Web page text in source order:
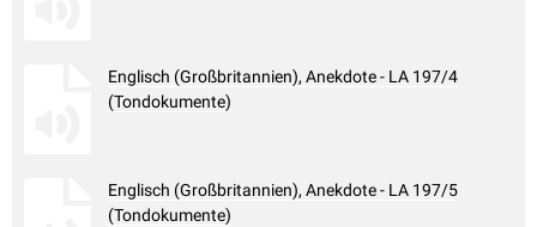
Englisch (Großbritannien), Anekdote - LA 197/4
(Tondokumente)
Englisch (Großbritannien), Anekdote - LA 197/5
(Tondokumente)